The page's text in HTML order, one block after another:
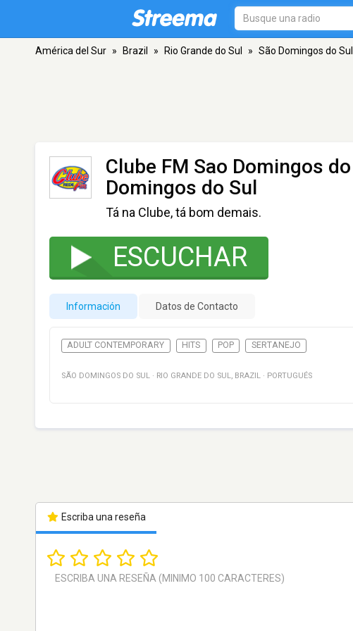
América del Sur » Brazil » Rio Grande do Sul » São Domingos do Sul
Clube FM Sao Domingos
Domingos do Sul
Tá na Clube, tá bom demais.
ESCUCHAR
Información Datos de Contacto
ADULT CONTEMPORARY HITS POP SERTANEJO
SÃO DOMINGOS DO SUL · RIO GRANDE DO SUL, BRAZIL · PORTUGUÉS
Escriba una reseña